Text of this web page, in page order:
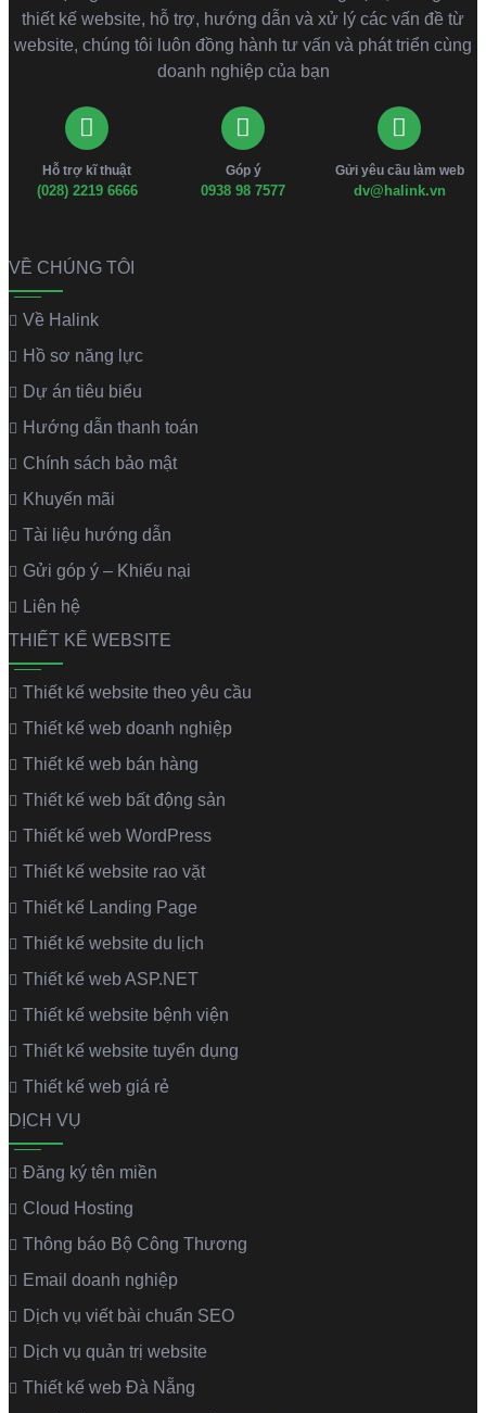
thiết kế website, hỗ trợ, hướng dẫn và xử lý các vấn đề từ
website, chúng tôi luôn đồng hành tư vấn và phát triển cùng
doanh nghiệp của bạn
Hỗ trợ kĩ thuật
(028) 2219 6666
Góp ý
0938 98 7577
Gửi yêu cầu làm web
dv@halink.vn
VỀ CHÚNG TÔI
Về Halink
Hồ sơ năng lực
Dự án tiêu biểu
Hướng dẫn thanh toán
Chính sách bảo mật
Khuyến mãi
Tài liệu hướng dẫn
Gửi góp ý – Khiếu nại
Liên hệ
THIẾT KẾ WEBSITE
Thiết kế website theo yêu cầu
Thiết kế web doanh nghiệp
Thiết kế web bán hàng
Thiết kế web bất động sản
Thiết kế web WordPress
Thiết kế website rao vặt
Thiết kế Landing Page
Thiết kế website du lịch
Thiết kế web ASP.NET
Thiết kế website bệnh viện
Thiết kế website tuyển dụng
Thiết kế web giá rẻ
DỊCH VỤ
Đăng ký tên miền
Cloud Hosting
Thông báo Bộ Công Thương
Email doanh nghiệp
Dịch vụ viết bài chuẩn SEO
Dịch vụ quản trị website
Thiết kế web Đà Nẵng